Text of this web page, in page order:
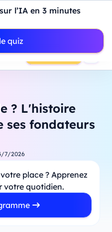
l’IA en 3 minutes
quiz
votre premier
Août
18h00
Entreprises
Prendre RDV
? L'histoire
ses fondateurs
7/2026
place ? Apprenez
votre quotidien.